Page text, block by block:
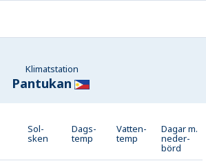
Klimatstation
Pantukan
Sol-
sken
Dags-
temp
Vatten-
temp
Dagar m.
neder­
börd